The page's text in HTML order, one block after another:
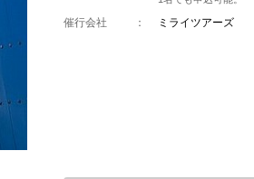
催行会社 ： ミライツアーズ